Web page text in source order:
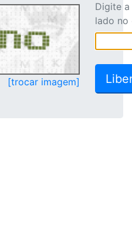
[trocar imagem]
Digite
lado no